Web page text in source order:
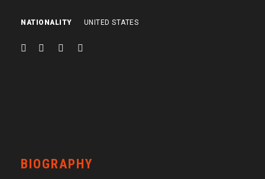
NATIONALITY UNITED STATES
BIOGRAPHY